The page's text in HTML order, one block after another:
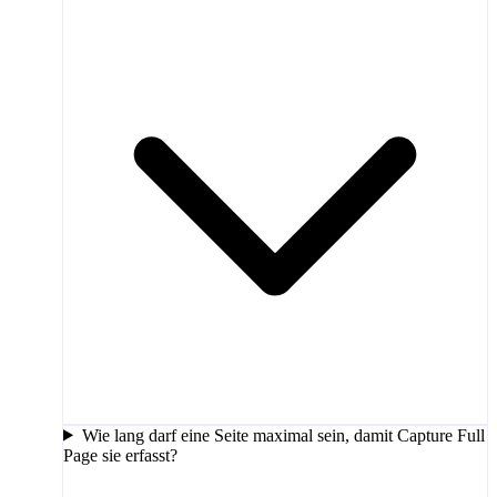
Wie lang darf eine Seite maximal sein, damit Capture Full
Page sie erfasst?